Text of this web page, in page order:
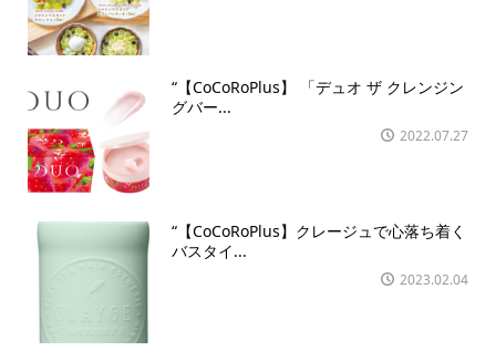
“【CoCoRoPlus】 「デュオ ザ クレンジン
グバー...
2022.07.27
“【CoCoRoPlus】クレージュで心落ち着く
バスタイ...
2023.02.04